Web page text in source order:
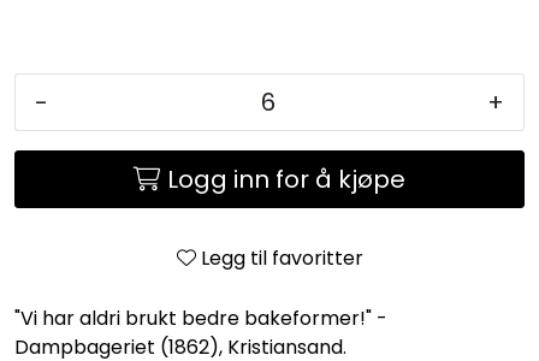
- +
Logg inn for å kjøpe
Legg til favoritter
"Vi har aldri brukt bedre bakeformer!" -
Dampbageriet (1862), Kristiansand.